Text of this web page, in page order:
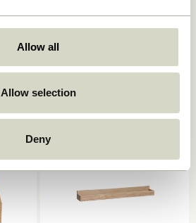
Allow all
Allow selection
Deny
Ontop Pots à suspendre
Blanc
469,00kr.
Ajouter au panier